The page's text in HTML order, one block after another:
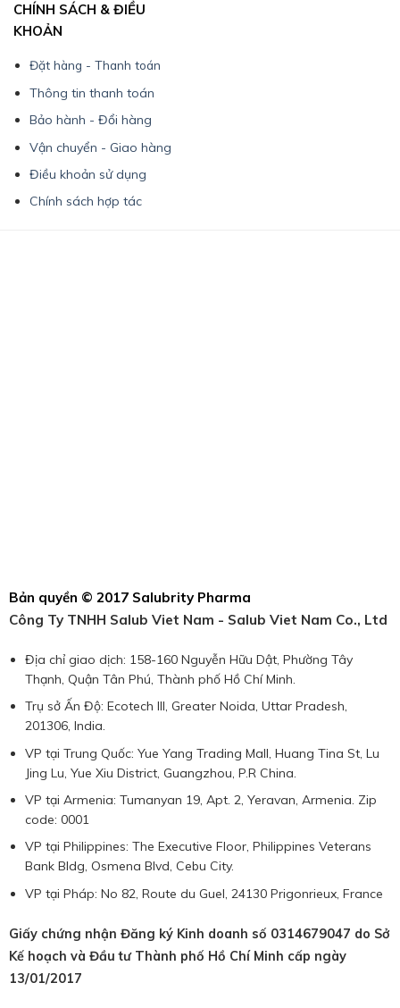
CHÍNH SÁCH & ĐIỀU
KHOẢN
Đặt hàng - Thanh toán
Thông tin thanh toán
Bảo hành - Đổi hàng
Vận chuyển - Giao hàng
Điều khoản sử dụng
Chính sách hợp tác
Bản quyền © 2017 Salubrity Pharma
Công Ty TNHH Salub Viet Nam - Salub Viet Nam Co., Ltd
Địa chỉ giao dịch: 158-160 Nguyễn Hữu Dật, Phường Tây
Thạnh, Quận Tân Phú, Thành phố Hồ Chí Minh.
Trụ sở Ấn Độ: Ecotech III, Greater Noida, Uttar Pradesh,
201306, India.
VP tại Trung Quốc: Yue Yang Trading Mall, Huang Tina St, Lu
Jing Lu, Yue Xiu District, Guangzhou, P.R China.
VP tại Armenia: Tumanyan 19, Apt. 2, Yeravan, Armenia. Zip
code: 0001
VP tại Philippines: The Executive Floor, Philippines Veterans
Bank Bldg, Osmena Blvd, Cebu City.
VP tại Pháp: No 82, Route du Guel, 24130 Prigonrieux, France
Giấy chứng nhận Đăng ký Kinh doanh số 0314679047 do Sở
Kế hoạch và Đầu tư Thành phố Hồ Chí Minh cấp ngày
13/01/2017